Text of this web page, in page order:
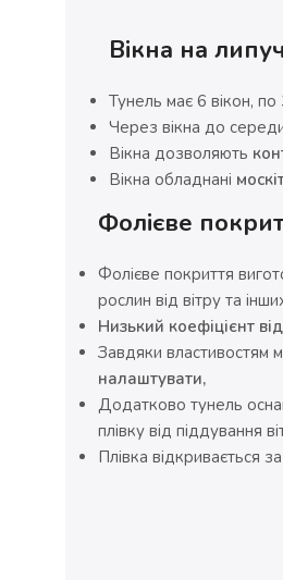
Вікна на
Тунель має 6 вікон, по
Через вікна до
Вікна дозволяють
Вікна обладнані
Фолієве
Фолієве покриття
рослин від вітру та
Низький коефіцієнт
Завдяки властивостям
налаштувати,
Додатково тунель
плівку від піддування
Плівка відкривається